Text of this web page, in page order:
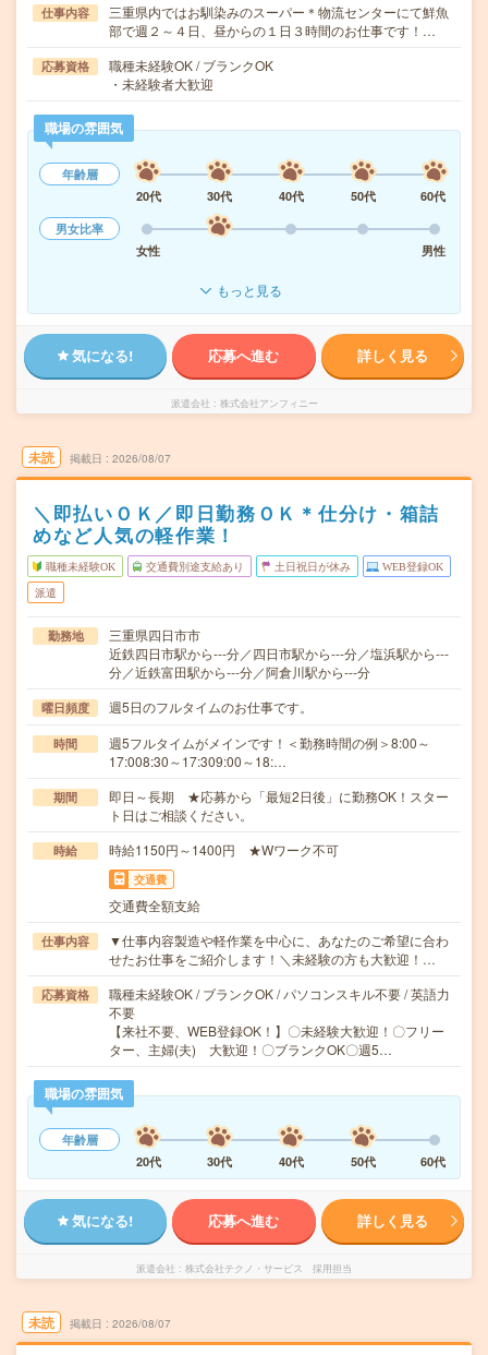
仕事内容
三重県内ではお馴染みのスーパー＊物流センターにて鮮魚
部で週２～４日、昼からの１日３時間のお仕事です！…
応募資格
職種未経験OK / ブランクOK
・未経験者大歓迎
職場の雰囲気
年齢層
20代
30代 40代 50代
60代
男女比率
女性
男性
もっと見る
気になる! 応募へ進む 詳しく見る
派遣会社 株式会社アンフィニー
未読 掲載日 2026/08/07
＼即払いＯＫ／即日勤務ＯＫ＊仕分け・箱詰
めなど人気の軽作業！
職種未経験OK 交通費別途支給あり 土日祝日が休み WEB登録OK
派遣
勤務地
三重県四日市市
近鉄四日市駅から---分／四日市駅から---分／塩浜駅から---
分／近鉄富田駅から---分／阿倉川駅から---分
曜日頻度 週5日のフルタイムのお仕事です。
時間
週5フルタイムがメインです！＜勤務時間の例＞8:00～
17:008:30～17:309:00～18:…
期間
即日～長期 ★応募から「最短2日後」に勤務OK！スター
ト日はご相談ください。
時給 時給1150円～1400円 ★Wワーク不可
交通費
交通費全額支給
仕事内容
▼仕事内容製造や軽作業を中心に、あなたのご希望に合わ
せたお仕事をご紹介します！＼未経験の方も大歓迎！…
応募資格
職種未経験OK / ブランクOK / パソコンスキル不要 / 英語力
不要
【来社不要、WEB登録OK！】〇未経験大歓迎！〇フリー
ター、主婦(夫) 大歓迎！〇ブランクOK〇週5…
職場の雰囲気
年齢層
20代
30代 40代 50代 60代
気になる! 応募へ進む 詳しく見る
派遣会社 株式会社テクノ・サービス 採用担当
未読 掲載日 2026/08/07